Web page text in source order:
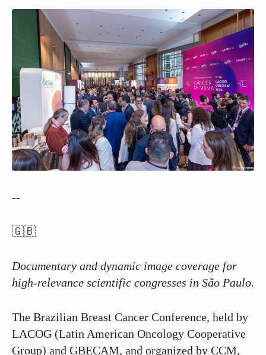
--
🇬🇧
Documentary and dynamic image coverage for
high-relevance scientific congresses in São Paulo.
The Brazilian Breast Cancer Conference, held by
LACOG (Latin American Oncology Cooperative
Group) and GBECAM, and organized by CCM,